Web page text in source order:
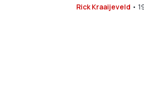
Rick Kraaijeveld •